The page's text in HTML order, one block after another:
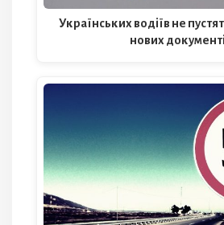
Українських водіїв не
нових